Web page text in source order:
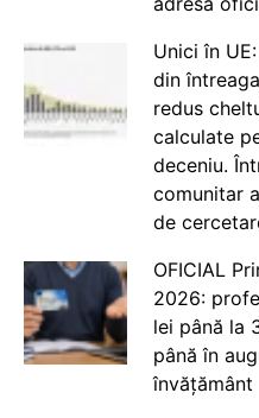
Unici în
din
redus
calculate
deceniu.
comunitar
de
OFICIAL
2026:
lei până la
până în
învățământ